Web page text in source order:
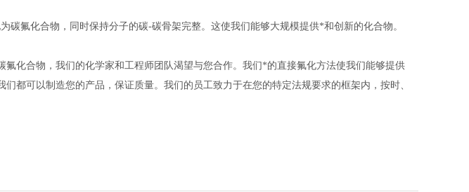
碳氟化合物，同时保持分子的碳-碳骨架完整。这使我们能够大规模提供*和创新的化合物。
氟化合物，我们的化学家和工程师团队渴望与您合作。我们*的直接氟化方法使我们能够提供
都可以制造您的产品，保证质量。我们的员工致力于在您的特定法规要求的框架内，按时、